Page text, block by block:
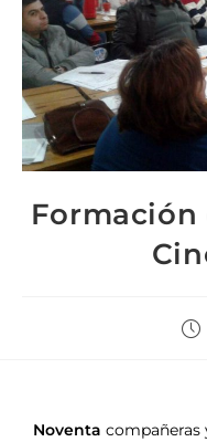
Formación
Noventa compañeras